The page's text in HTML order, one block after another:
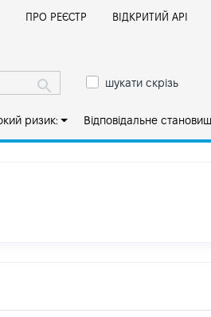
ПРО РЕЄСТР ВІДКРИТИЙ АРІ
шукати скрізь
ризик: Відповідальне